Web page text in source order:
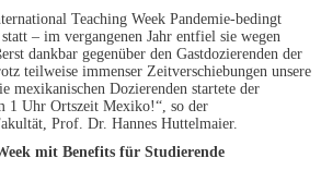
Teaching Week Pandemie-bedingt
– im vergangenen Jahr entfiel sie wegen
dankbar gegenüber den Gastdozierenden der
teilweise immenser Zeitverschiebungen unsere
mexikanischen Dozierenden startete der
1 Uhr Ortszeit Mexiko!“, so der
Prof. Dr. Hannes Huttelmaier.
mit Benefits für Studierende